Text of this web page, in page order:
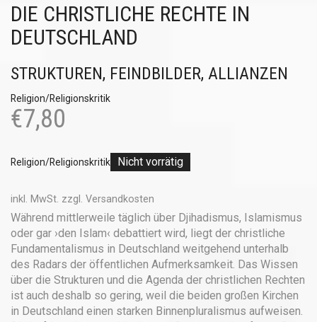
DIE CHRISTLICHE RECHTE IN
DEUTSCHLAND
STRUKTUREN, FEINDBILDER, ALLIANZEN
Religion/Religionskritik
€7,80
Religion/Religionskritik Nicht vorrätig
inkl. MwSt. zzgl. Versandkosten
Während mittlerweile täglich über Djihadismus, Islamismus
oder gar ›den Islam‹ debattiert wird, liegt der christliche
Fundamentalismus in Deutschland weitgehend unterhalb
des Radars der öffentlichen Aufmerksamkeit. Das Wissen
über die Strukturen und die Agenda der christlichen Rechten
ist auch deshalb so gering, weil die beiden großen Kirchen
in Deutschland einen starken Binnenpluralismus aufweisen.